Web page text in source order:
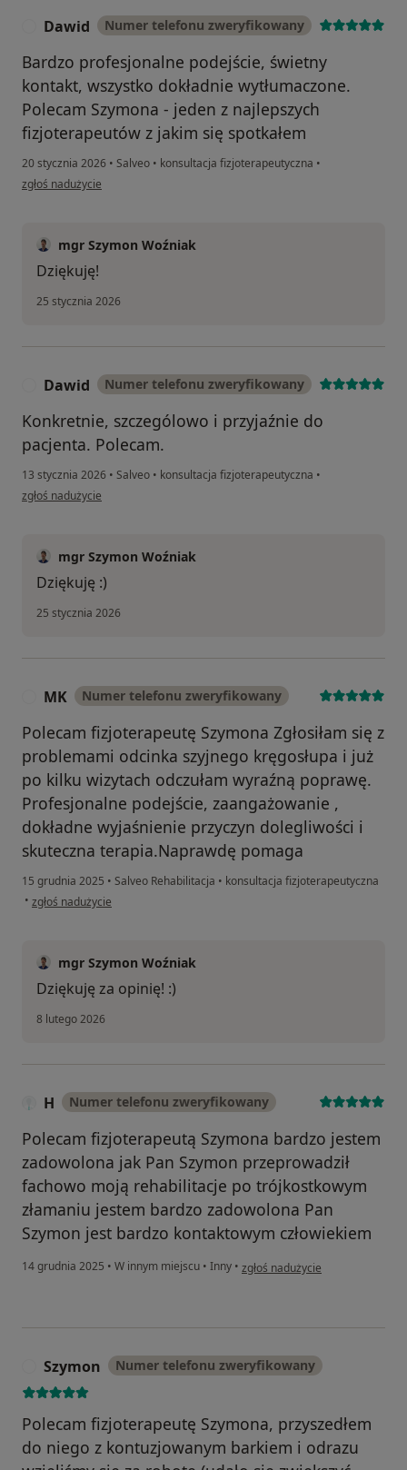
Dawid Numer telefonu zweryfikowany
Bardzo profesjonalne podejście, świetny
kontakt, wszystko dokładnie wytłumaczone.
Polecam Szymona - jeden z najlepszych
fizjoterapeutów z jakim się spotkałem
20 stycznia 2026 • Salveo • konsultacja fizjoterapeutyczna •
w opinii użytkownika Dawid
zgłoś nadużycie
mgr Szymon Woźniak
Dziękuję!
25 stycznia 2026
Dawid Numer telefonu zweryfikowany
Konkretnie, szczególowo i przyjaźnie do
pacjenta. Polecam.
13 stycznia 2026 • Salveo • konsultacja fizjoterapeutyczna •
w opinii użytkownika Dawid
zgłoś nadużycie
mgr Szymon Woźniak
Dziękuję :)
25 stycznia 2026
MK Numer telefonu zweryfikowany
Polecam fizjoterapeutę Szymona Zgłosiłam się z
problemami odcinka szyjnego kręgosłupa i już
po kilku wizytach odczułam wyraźną poprawę.
Profesjonalne podejście, zaangażowanie ,
dokładne wyjaśnienie przyczyn dolegliwości i
skuteczna terapia.Naprawdę pomaga
15 grudnia 2025 • Salveo Rehabilitacja • konsultacja fizjoterapeutyczna
• w opinii użytkownika MK
zgłoś nadużycie
mgr Szymon Woźniak
Dziękuję za opinię! :)
8 lutego 2026
H Numer telefonu zweryfikowany
Polecam fizjoterapeutą Szymona bardzo jestem
zadowolona jak Pan Szymon przeprowadził
fachowo moją rehabilitacje po trójkostkowym
złamaniu jestem bardzo zadowolona Pan
Szymon jest bardzo kontaktowym człowiekiem
14 grudnia 2025 • W innym miejscu • Inny • w opinii użytkownika H
zgłoś nadużycie
Szymon Numer telefonu zweryfikowany
Polecam fizjoterapeutę Szymona, przyszedłem
do niego z kontuzjowanym barkiem i odrazu